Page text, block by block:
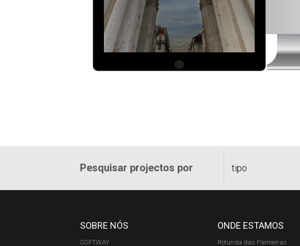
Pesquisar projectos por tipo
SOBRE NÓS
SOFTWAY
ONDE ESTAMOS
Rotunda das Palmeiras